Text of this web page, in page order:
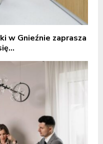
w Gnieźnie zaprasza